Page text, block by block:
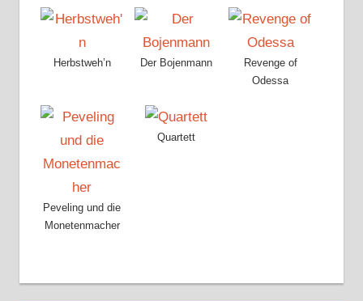
Herbstweh’n Der Bojenmann
Revenge of
Odessa
Peveling und die
Monetenmacher
Quartett